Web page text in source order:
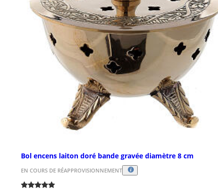
Bol encens laiton doré bande gravée diamètre 8 cm
EN COURS DE RÉAPPROVISIONNEMENT